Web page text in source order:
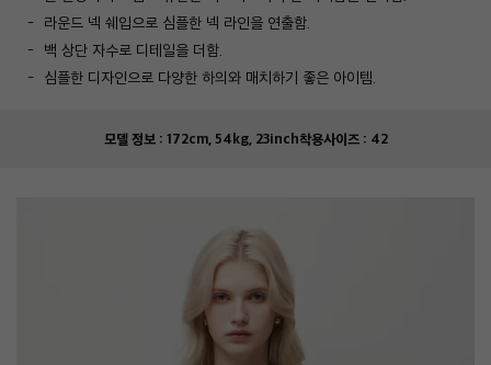
라운드 넥 쉐입으로 심플한 넥 라인을 연출함.
백 상단 자수로 디테일을 더함.
심플한 디자인으로 다양한 하의와 매치하기 좋은 아이템.
모델 정보 : 172cm, 54kg, 23inch착용사이즈 : 42